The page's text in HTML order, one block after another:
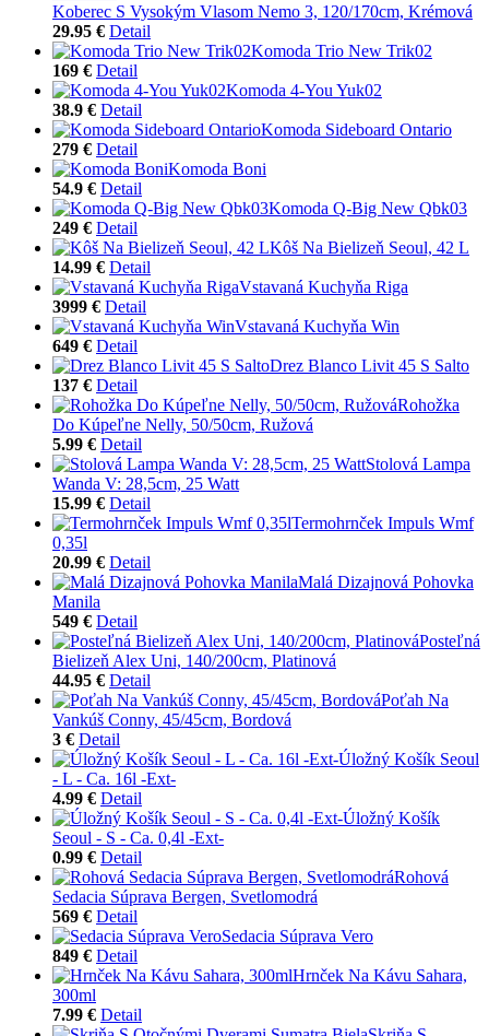
Koberec S Vysokým Vlasom Nemo 3, 120/170cm, Krémová
29.95 € Detail
Komoda Trio New Trik02
169 € Detail
Komoda 4-You Yuk02
38.9 € Detail
Komoda Sideboard Ontario
279 € Detail
Komoda Boni
54.9 € Detail
Komoda Q-Big New Qbk03
249 € Detail
Kôš Na Bielizeň Seoul, 42 L
14.99 € Detail
Vstavaná Kuchyňa Riga
3999 € Detail
Vstavaná Kuchyňa Win
649 € Detail
Drez Blanco Livit 45 S Salto
137 € Detail
Rohožka
Do Kúpeľne Nelly, 50/50cm, Ružová
5.99 € Detail
Stolová Lampa
Wanda V: 28,5cm, 25 Watt
15.99 € Detail
Termohrnček Impuls Wmf
0,35l
20.99 € Detail
Malá Dizajnová Pohovka
Manila
549 € Detail
Posteľná
Bielizeň Alex Uni, 140/200cm, Platinová
44.95 € Detail
Poťah Na
Vankúš Conny, 45/45cm, Bordová
3 € Detail
Úložný Košík Seoul
- L - Ca. 16l -Ext-
4.99 € Detail
Úložný Košík
Seoul - S - Ca. 0,4l -Ext-
0.99 € Detail
Rohová
Sedacia Súprava Bergen, Svetlomodrá
569 € Detail
Sedacia Súprava Vero
849 € Detail
Hrnček Na Kávu Sahara,
300ml
7.99 € Detail